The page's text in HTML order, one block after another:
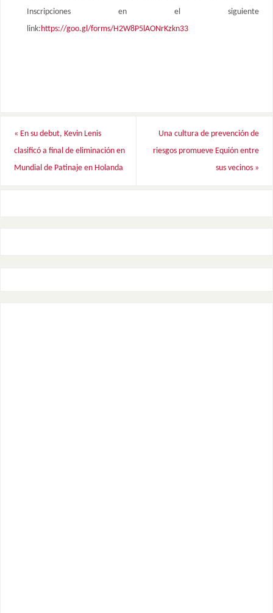
Inscripciones en el siguiente
link: https://goo.gl/forms/H2W8P5lAONrKzkn33
« En su debut, Kevin Lenis
clasificó a final de eliminación en
Mundial de Patinaje en Holanda
Una cultura de prevención de
riesgos promueve Equión entre
sus vecinos »